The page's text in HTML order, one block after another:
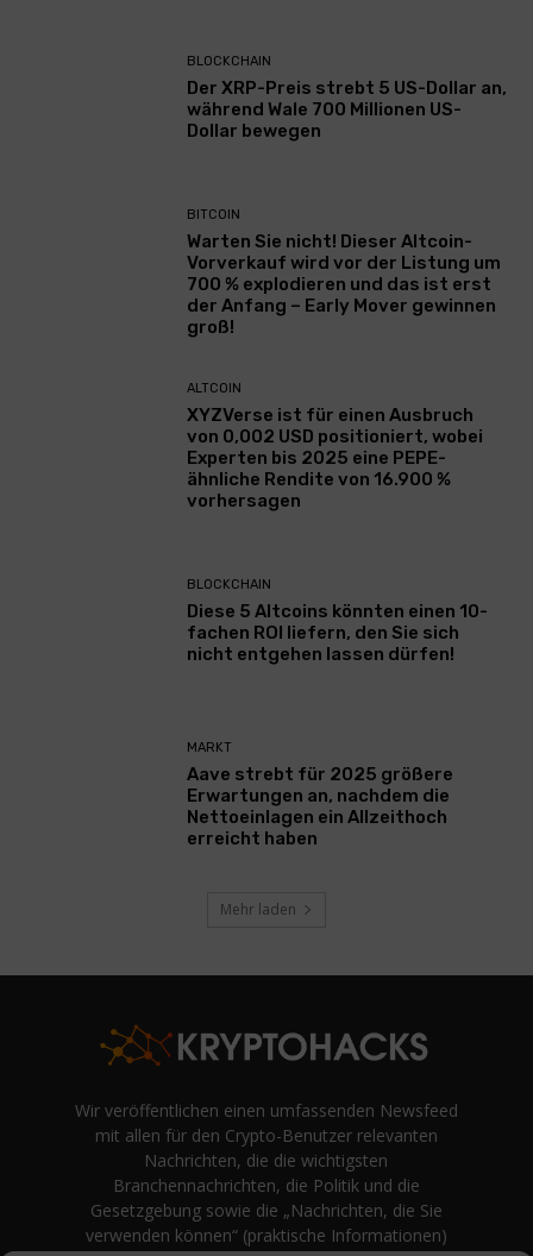
BLOCKCHAIN
Der XRP-Preis strebt 5 US-Dollar an,
während Wale 700 Millionen US-
Dollar bewegen
BITCOIN
Warten Sie nicht! Dieser Altcoin-
Vorverkauf wird vor der Listung um
700 % explodieren und das ist erst
der Anfang – Early Mover gewinnen
groß!
ALTCOIN
XYZVerse ist für einen Ausbruch
von 0,002 USD positioniert, wobei
Experten bis 2025 eine PEPE-
ähnliche Rendite von 16.900 %
vorhersagen
BLOCKCHAIN
Diese 5 Altcoins könnten einen 10-
fachen ROI liefern, den Sie sich
nicht entgehen lassen dürfen!
MARKT
Aave strebt für 2025 größere
Erwartungen an, nachdem die
Nettoeinlagen ein Allzeithoch
erreicht haben
Mehr laden
Wir veröffentlichen einen umfassenden Newsfeed
mit allen für den Crypto-Benutzer relevanten
Nachrichten, die die wichtigsten
Branchennachrichten, die Politik und die
Gesetzgebung sowie die „Nachrichten, die Sie
verwenden können“ (praktische Informationen)